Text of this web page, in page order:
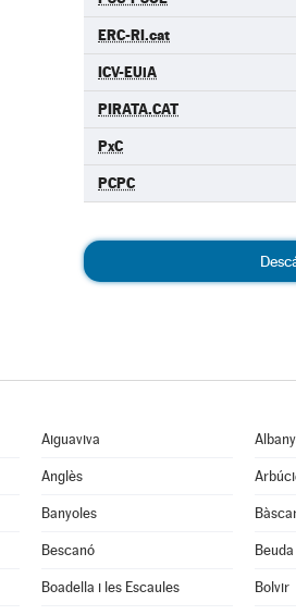
ERC-RI.cat
ICV-EUiA
PIRATA.CAT
PxC
PCPC
Aiguaviva
Anglès
Banyoles
Bescanó Beuda
Boadella i les Escaules Bolvir